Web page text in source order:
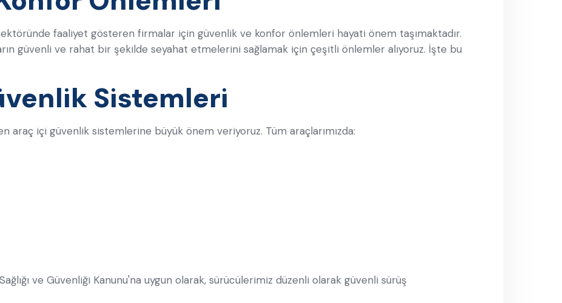
faaliyet gösteren firmalar için güvenlik ve konfor önlemleri hayati önem taşımaktadır.
güvenli ve rahat bir şekilde seyahat etmelerini sağlamak için çeşitli önlemler alıyoruz. İşte bu
Sistemleri
araç içi güvenlik sistemlerine büyük önem veriyoruz. Tüm araçlarımızda:
Sağlığı ve Güvenliği Kanunu'na uygun olarak, sürücülerimiz düzenli olarak güvenli sürüş